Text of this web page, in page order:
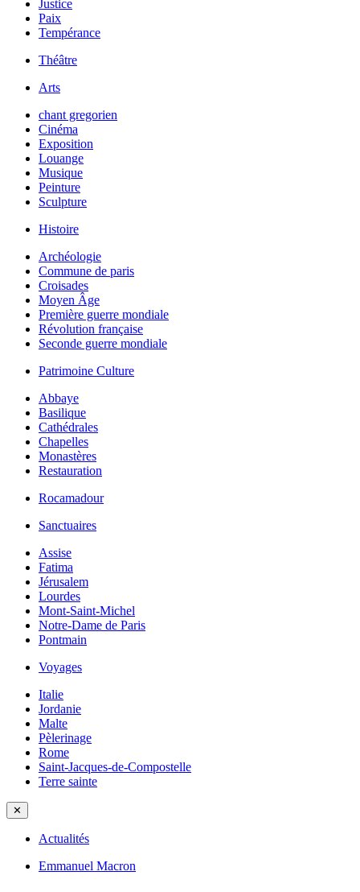
Justice
Paix
Tempérance
Théâtre
Arts
chant gregorien
Cinéma
Exposition
Louange
Musique
Peinture
Sculpture
Histoire
Archéologie
Commune de paris
Croisades
Moyen Âge
Première guerre mondiale
Révolution française
Seconde guerre mondiale
Patrimoine Culture
Abbaye
Basilique
Cathédrales
Chapelles
Monastères
Restauration
Rocamadour
Sanctuaires
Assise
Fatima
Jérusalem
Lourdes
Mont-Saint-Michel
Notre-Dame de Paris
Pontmain
Voyages
Italie
Jordanie
Malte
Pèlerinage
Rome
Saint-Jacques-de-Compostelle
Terre sainte
✕
Actualités
Emmanuel Macron